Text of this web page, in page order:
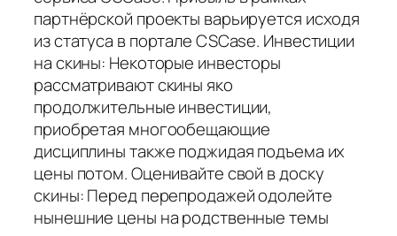
партнёрской проекты варьируется исходя
из статуса в портале CSCase. Инвестиции
на скины: Некоторые инвесторы
рассматривают скины яко
продолжительные инвестиции,
приобретая многообещающие
дисциплины также поджидая подъема их
цены потом. Оценивайте свой в доску
скины: Перед перепродажей одолейте
нынешние цены на родственные темы